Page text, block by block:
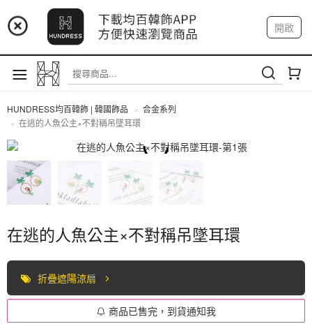
📢 市集預告：9/4-9/6 淡水捷運站
📢 市集預告：9/12-9/13 八里海巡基地
📢 市集預告：8/22-8/23 桃園青埔置地廣場
開啟
註冊 我的帳戶
HUNDRESS均百韓飾 | 韓國飾品
合金系列
在逃的人魚公主×不對稱吊墜耳環
在逃的人魚公主×不對稱吊墜耳環
折疊遮陽涼扇
商品已售完，到貨通知我